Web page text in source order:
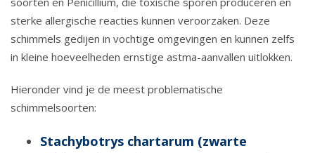
sterke allergische reacties kunnen veroorzaken. Deze
schimmels gedijen in vochtige omgevingen en kunnen zelfs
in kleine hoeveelheden ernstige astma-aanvallen uitlokken.
Hieronder vind je de meest problematische
schimmelsoorten:
Stachybotrys chartarum (zwarte